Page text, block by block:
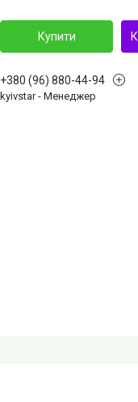
Купити
+380 (96) 880-44-94
kyivstar - Менеджер